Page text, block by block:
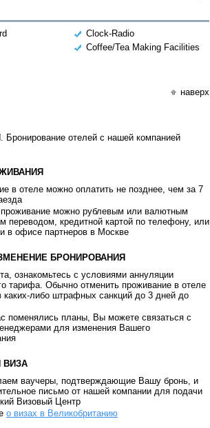
Clock-Radio
Coffee/Tea Making Facilities
наверх
Бронирование отелей с нашей компанией
в отеле можно оплатить не позднее, чем за 7
можно рублевым или валютным
переводом, кредитной картой по телефону, или
в офисе партнеров в Москве
БРОНИРОВАНИЯ
ознакомьтесь с условиями аннуляции
тарифа. Обычно отменить проживание в отеле
каких-либо штрафных санкций до 3 дней до
поменялись планы, Вы можете связаться с
для изменения Вашего
ВИЗА
ваучеры, подтверждающие Вашу бронь, и
письмо от нашей компании для подачи
Визовый Центр
о визах в Великобританию